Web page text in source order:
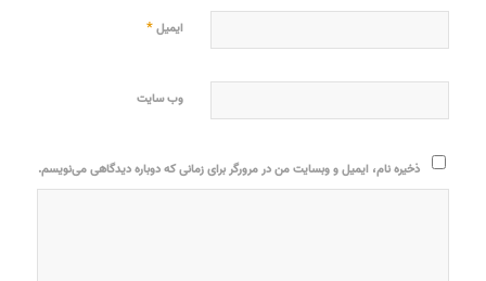
ایمیل*
وب‌ سایت
ذخیره نام، ایمیل و وبسایت من در مرورگر برای زمانی که دوباره دیدگاهی می‌نویسم.